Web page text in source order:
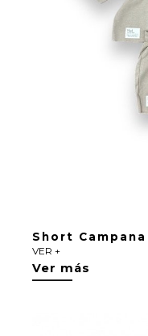
Short Campana
VER +
Ver más